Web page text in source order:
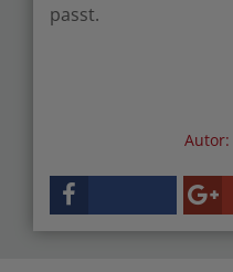
passt.
Autor: